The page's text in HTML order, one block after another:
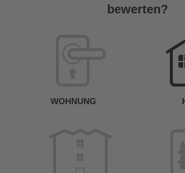
bewerten?
WOHNUNG